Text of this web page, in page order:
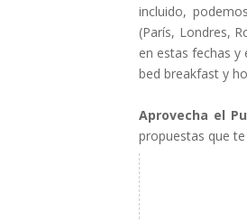
incluido,
(París, Londres,
en estas fechas
bed breakfast y
Aprovecha el
propuestas que